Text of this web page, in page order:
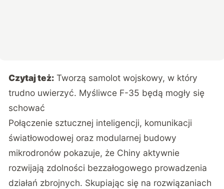
Czytaj też: Tworzą samolot wojskowy, w który
trudno uwierzyć. Myśliwce F-35 będą mogły się
schować
Połączenie sztucznej inteligencji, komunikacji
światłowodowej oraz modularnej budowy
mikrodronów pokazuje, że Chiny aktywnie
rozwijają zdolności bezzałogowego prowadzenia
działań zbrojnych. Skupiając się na rozwiązaniach